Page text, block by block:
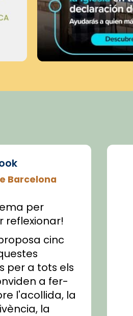
Barcelona
per
reflexionar!
cinc
per a tots els
a fer-
l'acollida, la
la